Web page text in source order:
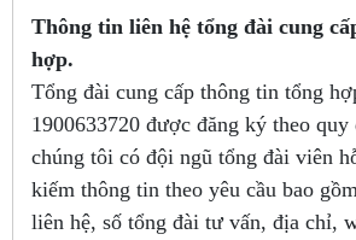
Thông tin liên hệ tổng đài cung
hợp.
Tổng đài cung cấp thông tin tổng
1900633720 được đăng ký theo quy
chúng tôi có đội ngũ tổng đài viên
kiếm thông tin theo yêu cầu bao
liên hệ, số tổng đài tư vấn, địa chỉ,